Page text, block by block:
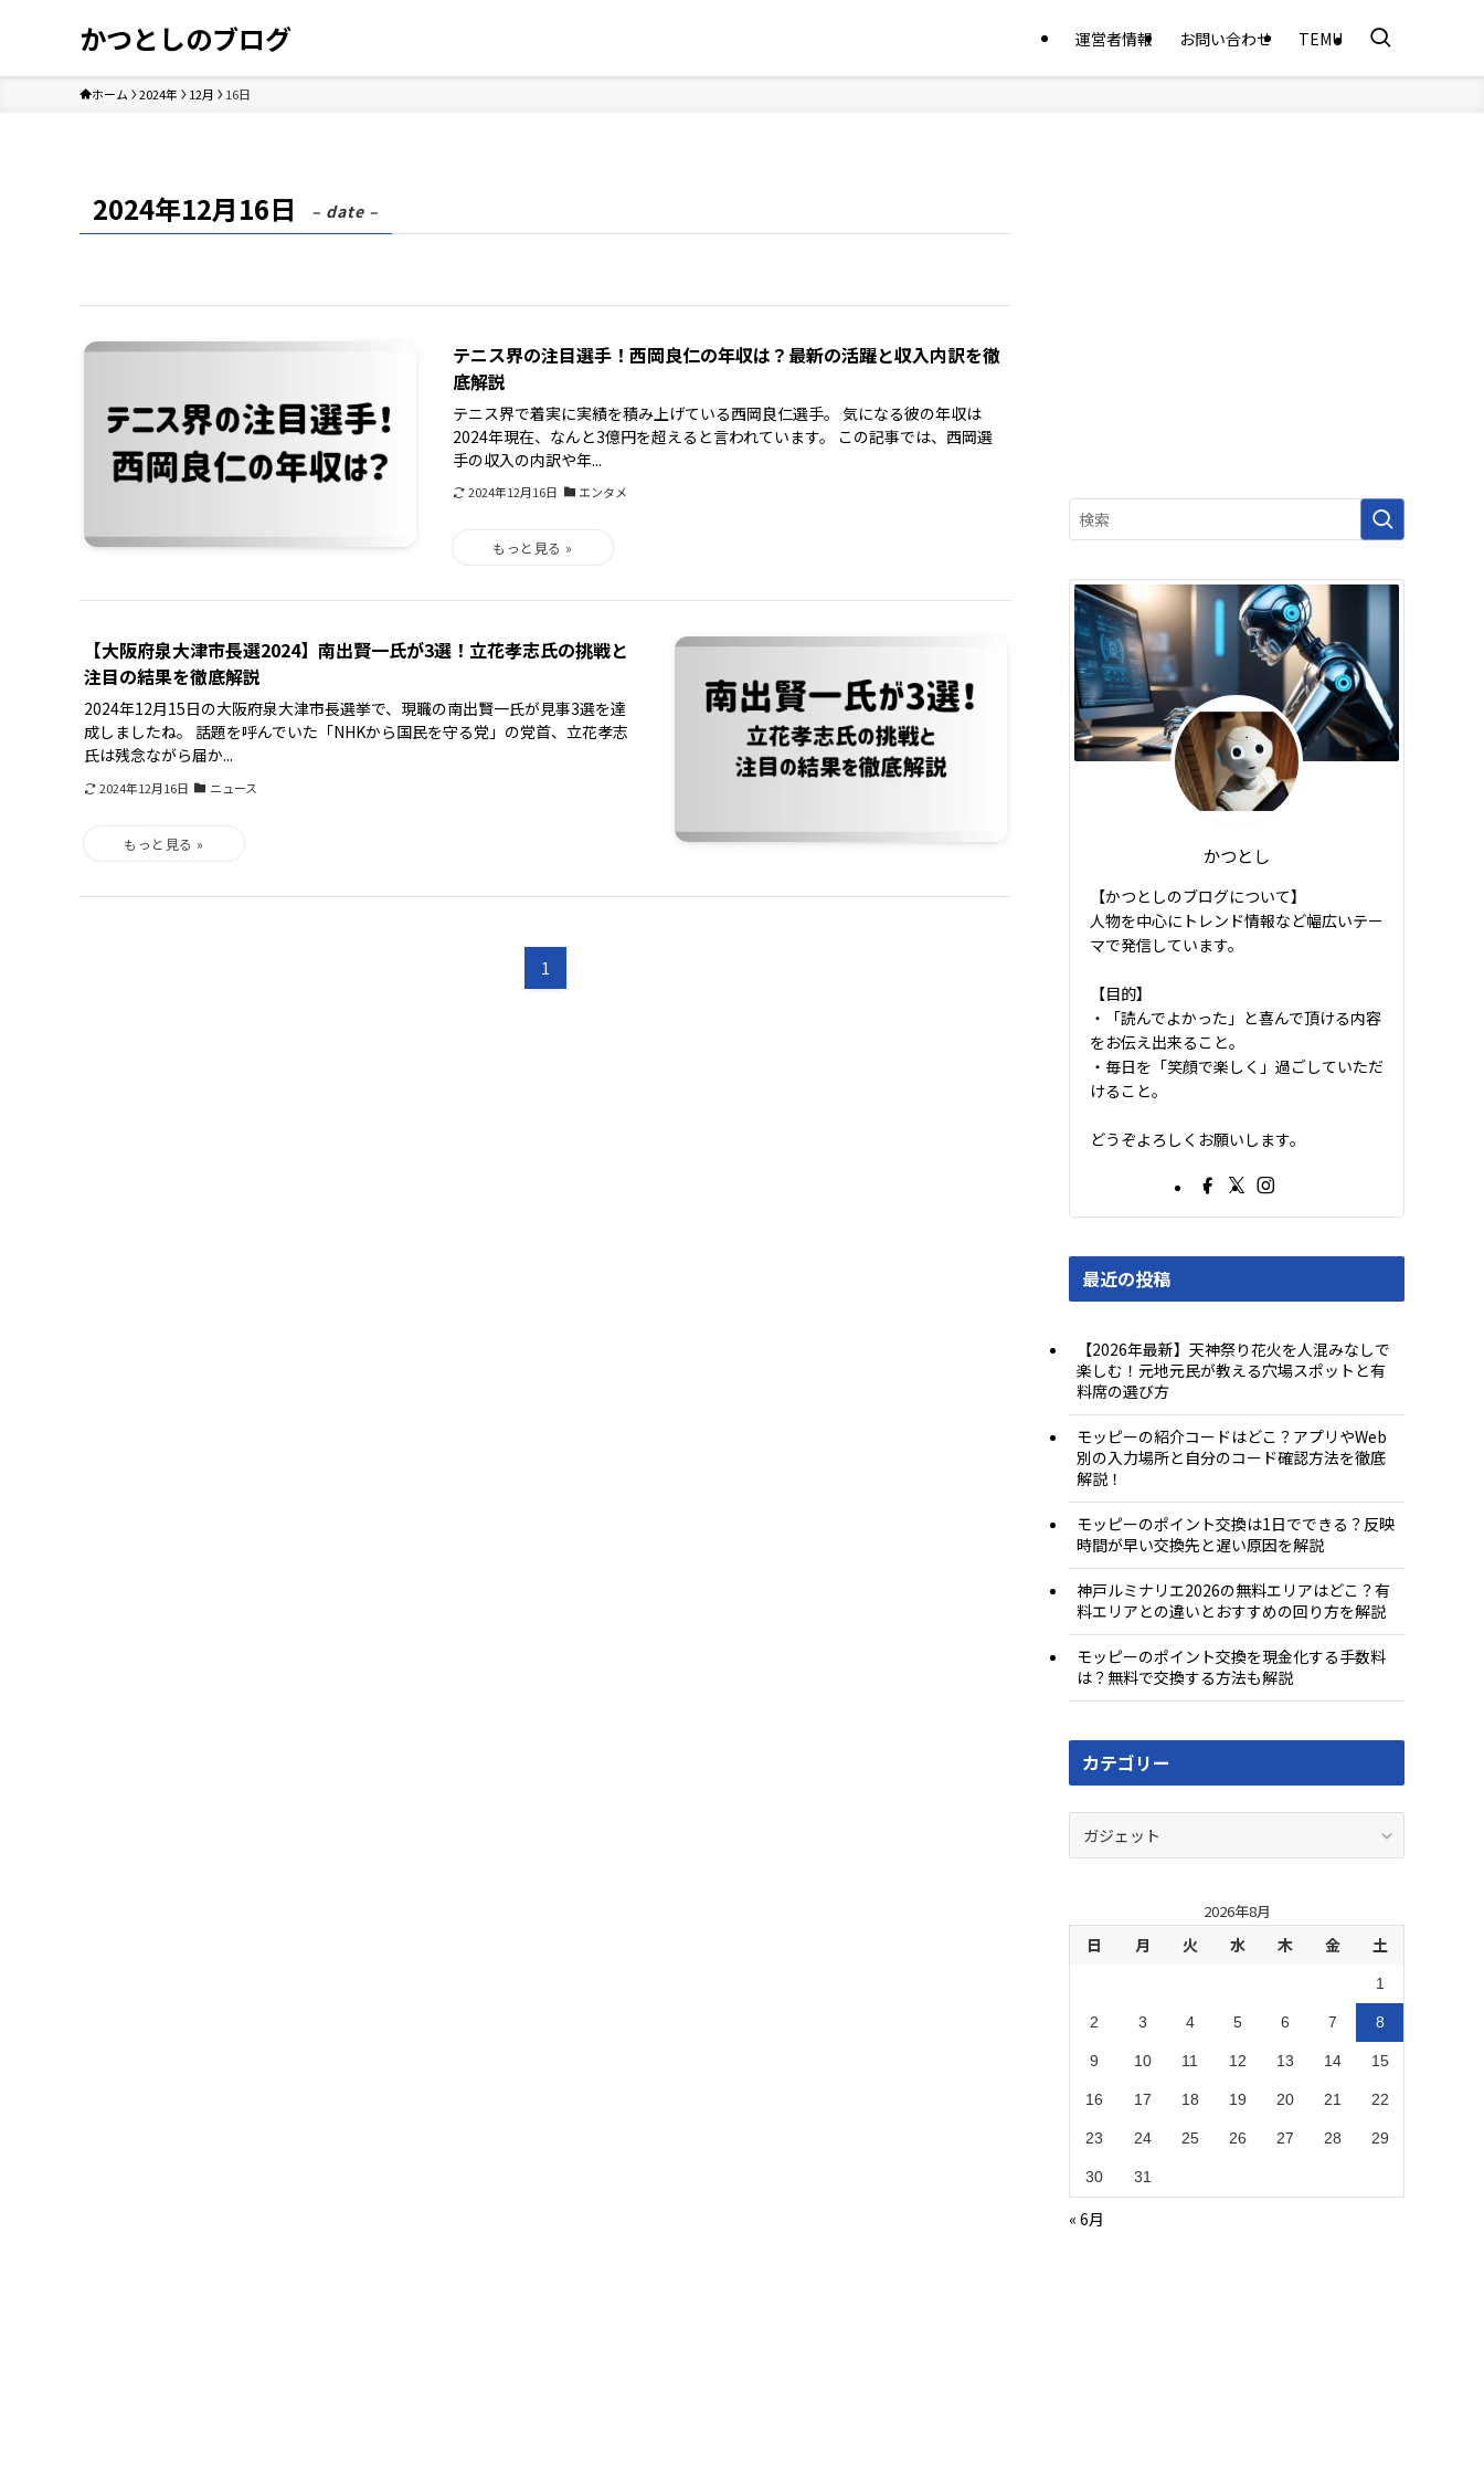
かつとしのブログ 運営者情報 お問い合わせ TEMU
ホーム 2024年 12月 16日
2024年12月16日 – date –
テニス界の注目選手！西岡良仁の年収は？最新の活躍と収入内訳を徹
底解説
テニス界で着実に実績を積み上げている西岡良仁選手。 気になる彼の年収は
2024年現在、なんと3億円を超えると言われています。 この記事では、西岡選
手の収入の内訳や年...
2024年12月16日 エンタメ
【大阪府泉大津市長選2024】南出賢一氏が3選！立花孝志氏の挑戦と
注目の結果を徹底解説
2024年12月15日の大阪府泉大津市長選挙で、現職の南出賢一氏が見事3選を達
成しましたね。 話題を呼んでいた「NHKから国民を守る党」の党首、立花孝志
氏は残念ながら届か...
2024年12月16日 ニュース
1
かつとし
【かつとしのブログについて】
人物を中心にトレンド情報など幅広いテー
マで発信しています。
【目的】
・「読んでよかった」と喜んで頂ける内容
をお伝え出来ること。
・毎日を「笑顔で楽しく」過ごしていただ
けること。
どうぞよろしくお願いします。
最近の投稿
【2026年最新】天神祭り花火を人混みなしで
楽しむ！元地元民が教える穴場スポットと有
料席の選び方
モッピーの紹介コードはどこ？アプリやWeb
別の入力場所と自分のコード確認方法を徹底
解説！
モッピーのポイント交換は1日でできる？反映
時間が早い交換先と遅い原因を解説
神戸ルミナリエ2026の無料エリアはどこ？有
料エリアとの違いとおすすめの回り方を解説
モッピーのポイント交換を現金化する手数料
は？無料で交換する方法も解説
カテゴリー
ー
2026年8月
日 月 火 水 木 金 土
1
2 3 4 5 6 7 8
9 10 11 12 13 14 15
16 17 18 19 20 21 22
23 24 25 26 27 28 29
30 31
« 6月